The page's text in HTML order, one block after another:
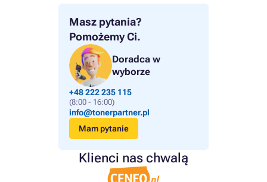
Masz pytania?
Pomożemy Ci.
Doradca w
wyborze
+48 222 235 115
(8:00 - 16:00)
info@tonerpartner.pl
Mam pytanie
Klienci nas chwalą